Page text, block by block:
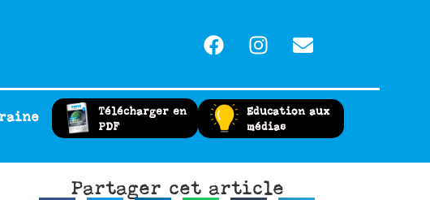
Télécharger en
PDF
Education aux
médias
Partager cet article